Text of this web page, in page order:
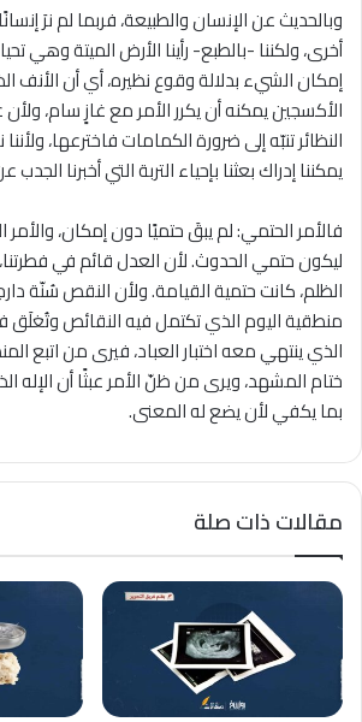
وبالحديث عن الإنسان والطبيعة، فربما لم نرَ
أخرى، ولكننا -بالطبع- رأينا الأرض الميتة وهي
إمكان الشيء بدلالة وقوع نظيره، أي أن الأنف
الأكسجين يمكنه أن يكرر الأمر مع غازٍ سام،
النظائر تنبّه إلى ضرورة الكمامات فاخترعها،
يمكننا إدراك بعثنا بإحياء التربة التي أخبرنا
فالأمر الحتمي: لم يبقَ حتميًا دون إمكان،
ليكون حتمي الحدوث. لأن العدل قائم في
الظلم، كانت حتمية القيامة. ولأن النقص سُنّة
منطقية اليوم الذي تكتمل فيه النقائص وتُغلَق
الذي ينتهي معه اختبار العباد، فيرى من اتبع
ختام المشهد، ويرى من ظنّ الأمر عبثًا أن
بما يكفي لأن يضع له المعنى.
مقالات ذات صلة